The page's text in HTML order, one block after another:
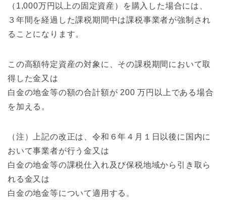
（1,000万円以上の固定資産）を購入した場合には、
３年間を経過した課税期間中は課税事業者が強制され
ることになります。
この高額特定資産の対象に、その課税期間において取
得した金又は
白金の地金等の額の合計額が 200 万円以上である場合
を加える。
（注）上記の改正は、令和６年４月１日以後に国内に
おいて事業者が行う金又は
白金の地金等の課税仕入れ及び保税地域から引き取ら
れる金又は
白金の地金等について適用する。